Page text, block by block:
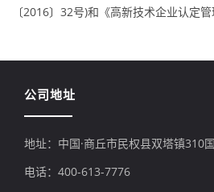
〔2016〕32号)和《高新技术企业认定
公司地址
地址：中国·商丘市民权县双塔镇310
电话：400-613-7776